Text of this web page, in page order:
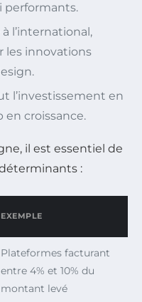
performants.
l’international,
les innovations
l’investissement en
en croissance.
il est essentiel de
:
EXEMPLE
Plateformes facturant
entre 4% et 10% du
montant levé